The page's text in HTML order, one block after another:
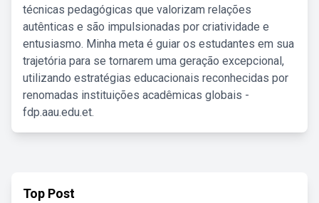
técnicas pedagógicas que valorizam relações
autênticas e são impulsionadas por criatividade e
entusiasmo. Minha meta é guiar os estudantes em sua
trajetória para se tornarem uma geração excepcional,
utilizando estratégias educacionais reconhecidas por
renomadas instituições acadêmicas globais -
fdp.aau.edu.et.
Top Post